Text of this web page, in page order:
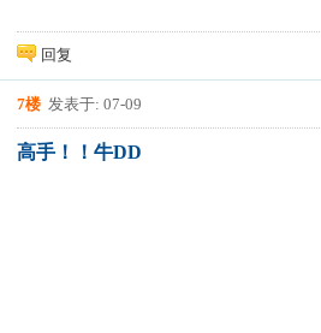
回复
7楼 发表于: 07-09
高手！！牛DD